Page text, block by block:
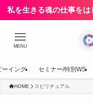
私を生きる魂の仕事を
MENU
ーイング セミナー/特別WS
HOME スピリチュアル